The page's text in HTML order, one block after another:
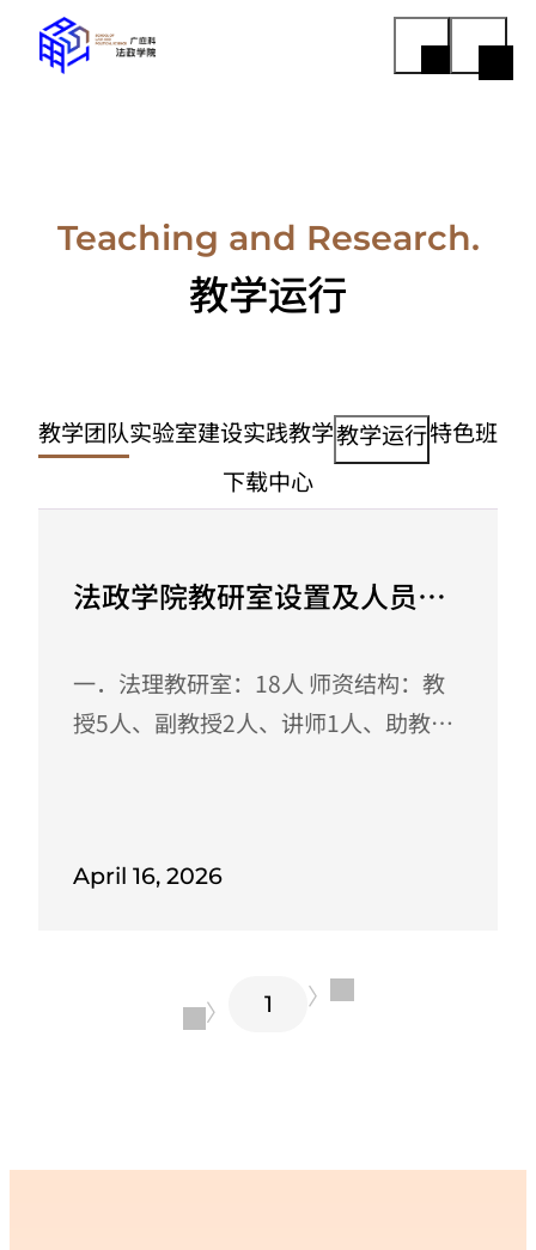
Teaching and Research.
教学运行
教学团队实验室建设实践教学教学运行特色班
下载中心
法政学院教研室设置及人员分
一．法理教研室：18人 师资结构：教
授5人、副教授2人、讲师1人、助教及
志兴 罗文波 高歌 张荧 石亿万 张亮 杨
资结构：教授7人、副教授1人、讲师5
人、助教及以下10人 专业带头人： 邵
April 16, 2026
〈 1 〉